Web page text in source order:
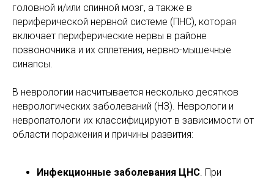
головной и/или спинной мозг, а также в
периферической нервной системе (ПНС), которая
включает периферические нервы в районе
позвоночника и их сплетения, нервно-мышечные
синапсы.
В неврологии насчитывается несколько десятков
неврологических заболеваний (НЗ). Неврологи и
невропатологи их классифицируют в зависимости от
области поражения и причины развития:
Инфекционные заболевания ЦНС. При